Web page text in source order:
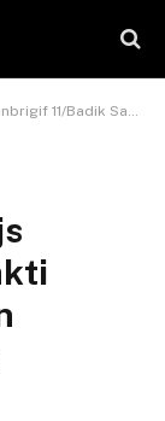
Bersama Forkopimda Parepare